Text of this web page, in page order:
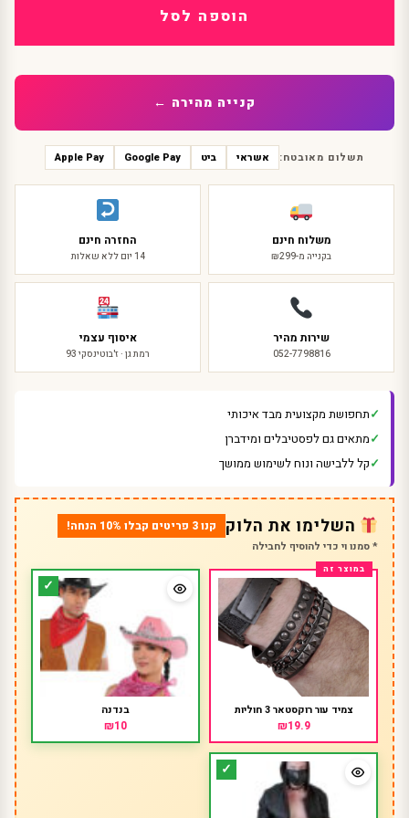
3
הוספה לסל
קנייה מהירה ←
תשלום מאובטח: אשראי ביט Google Pay
Apple Pay
משלוח חינם
בקנייה מ-₪299
החזרה חינם
14 יום ללא שאלות
שירות מהיר
052-7798816
איסוף עצמי
רמת גן · ז'בוטינסקי 93
תחפושת מקצועית מבד איכותי
מתאים גם לפסטיבלים ומידברן
קל ללבישה ונוח לשימוש ממושך
השלימו את הלוק קנו 3 פריטים קבלו 10% הנחה!
* סמנו וי כדי להוסיף לחבילה
צמיד עור רוקסטאר 3 חוליות
₪19.9
בנדנה
₪10